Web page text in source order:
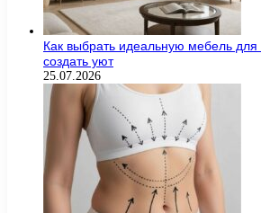
Как выбрать идеальную мебель
создать уют
25.07.2026